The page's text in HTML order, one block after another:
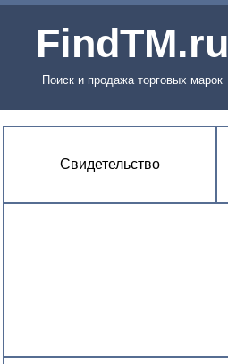
FindTM.ru
Поиск и продажа торговых марок
Свидетельство